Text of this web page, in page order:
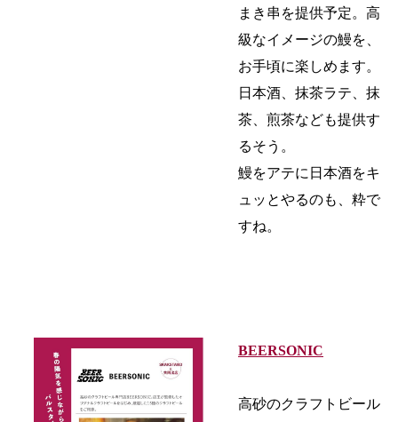
まき串を提供予定。高
級なイメージの鰻を、
お手頃に楽しめます。
日本酒、抹茶ラテ、抹
茶、煎茶なども提供す
るそう。
鰻をアテに日本酒をキ
ュッとやるのも、粋で
すね。
BEERSONIC
高砂のクラフトビール